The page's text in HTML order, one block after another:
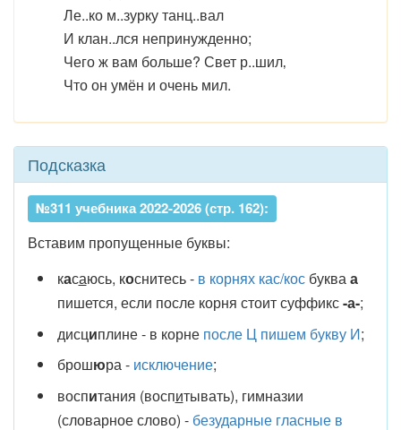
Ле..ко м..зурку танц..вал
И клан..лся непринужденно;
Чего ж вам больше? Свет р..шил‚
Что он умён и очень мил.
Подсказка
№311 учебника 2022-2026 (стр. 162):
Вставим пропущенные буквы:
касаюсь, коснитесь - в корнях кас/косбукваа
пишется, если после корня стоит суффикс-а-;
дисциплине - в корне после Ц пишем букву И;
брошюра - исключение;
воспитания (воспитывать), гимназии
(словарное слово) - безударные гласные в